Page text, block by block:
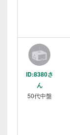
ID:8380さ
ん
50代中盤